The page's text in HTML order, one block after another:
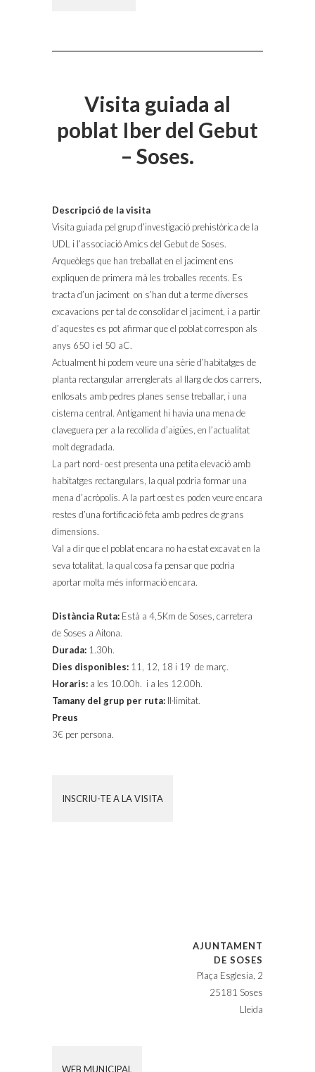
Visita guiada al
poblat Iber del Gebut
– Soses.
Descripció de la visita
Visita guiada pel grup d’investigació prehistòrica de la
UDL i l’associació Amics del Gebut de Soses.
Arqueòlegs que han treballat en el jaciment ens
expliquen de primera mà les troballes recents. Es
tracta d’un jaciment on s’han dut a terme diverses
excavacions per tal de consolidar el jaciment, i a partir
d’aquestes es pot afirmar que el poblat correspon als
anys 650 i el 50 aC.
Actualment hi podem veure una sèrie d’habitatges de
planta rectangular arrenglerats al llarg de dos carrers,
enllosats amb pedres planes sense treballar, i una
cisterna central. Antigament hi havia una mena de
claveguera per a la recollida d’aigües, en l’actualitat
molt degradada.
La part nord- oest presenta una petita elevació amb
habitatges rectangulars, la qual podria formar una
mena d’acròpolis. A la part oest es poden veure encara
restes d’una fortificació feta amb pedres de grans
dimensions.
Val a dir que el poblat encara no ha estat excavat en la
seva totalitat, la qual cosa fa pensar que podria
aportar molta més informació encara.
Distància Ruta: Està a 4,5Km de Soses, carretera
de Soses a Aitona.
Durada: 1.30h.
Dies disponibles: 11, 12, 18 i 19 de març.
Horaris: a les 10.00h. i a les 12.00h.
Tamany del grup per ruta: Il·limitat.
Preus
3€ per persona.
INSCRIU-TE A LA VISITA
AJUNTAMENT
DE SOSES
Plaça Esglesia, 2
25181 Soses
Lleida
WEB MUNICIPAL